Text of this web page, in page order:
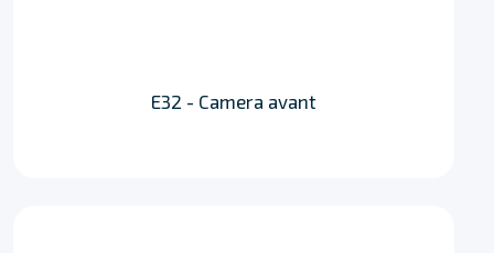
E32 - Camera avant